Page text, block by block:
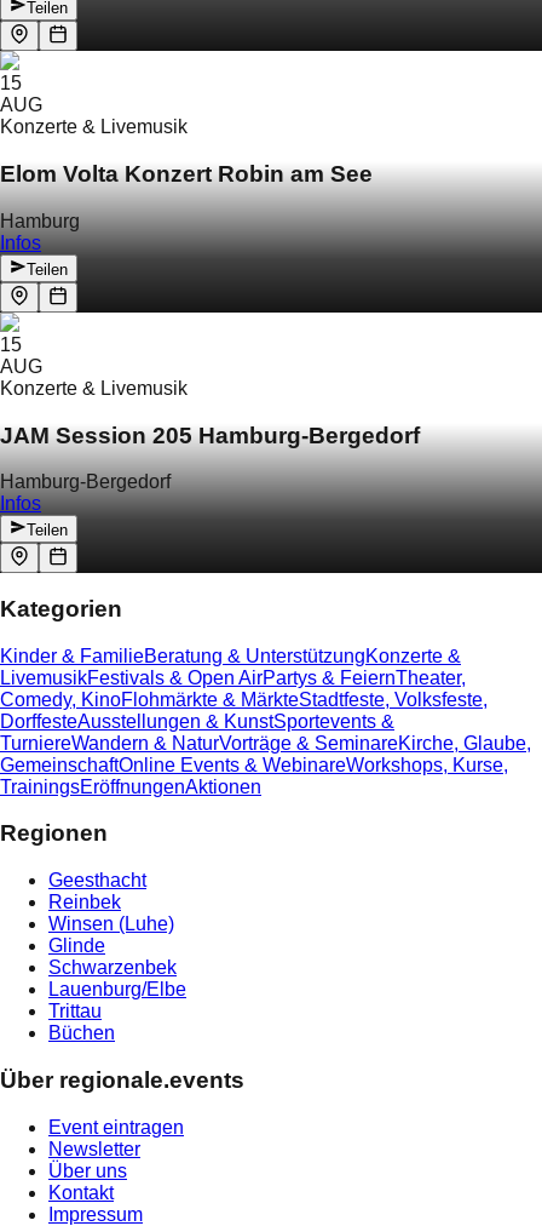
Teilen
15
AUG
Konzerte & Livemusik
Elom Volta Konzert Robin am See
Hamburg
Infos
Teilen
15
AUG
Konzerte & Livemusik
JAM Session 205 Hamburg-Bergedorf
Hamburg-Bergedorf
Infos
Teilen
Kategorien
Kinder & FamilieBeratung & UnterstützungKonzerte &
LivemusikFestivals & Open AirPartys & FeiernTheater,
Comedy, KinoFlohmärkte & MärkteStadtfeste, Volksfeste,
DorffesteAusstellungen & KunstSportevents &
TurniereWandern & NaturVorträge & SeminareKirche, Glaube,
GemeinschaftOnline Events & WebinareWorkshops, Kurse,
TrainingsEröffnungenAktionen
Regionen
Geesthacht
Reinbek
Winsen (Luhe)
Glinde
Schwarzenbek
Lauenburg/Elbe
Trittau
Büchen
Über regionale.events
Event eintragen
Newsletter
Über uns
Kontakt
Impressum